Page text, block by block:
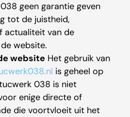
geen garantie geven
tot de juistheid,
actualiteit van de
website.
website Het gebruik van
is geheel op
038 is niet
enige directe of
die voortvloeit uit het